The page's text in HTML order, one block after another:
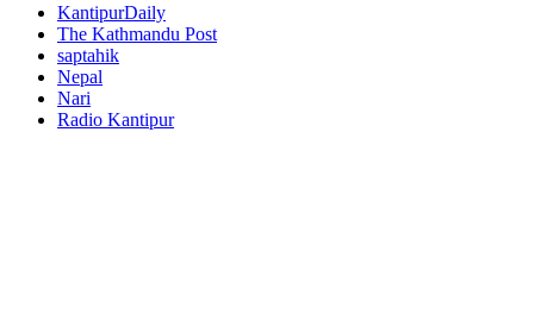
KantipurDaily
The Kathmandu Post
saptahik
Nepal
Nari
Radio Kantipur